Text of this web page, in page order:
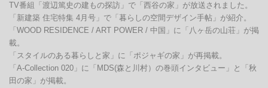
TV番組「渡辺篤史の建もの探訪」で「西谷の家」が放送されました。
「新建築 住宅特集 4月号」で「暮らしの空間デザイン手帖」が紹介。
「WOOD RESIDENCE / ART POWER / 中国」に「八ヶ岳の山荘」が掲
載。
「スタイルのある暮らしと家」に「ポジャギの家」が再掲載。
「A-Collection 020」に「MDS(森と川村）の巻頭インタビュー」と「秋
田の家」が掲載。